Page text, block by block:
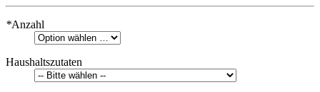
*Anzahl
Haushaltszutaten